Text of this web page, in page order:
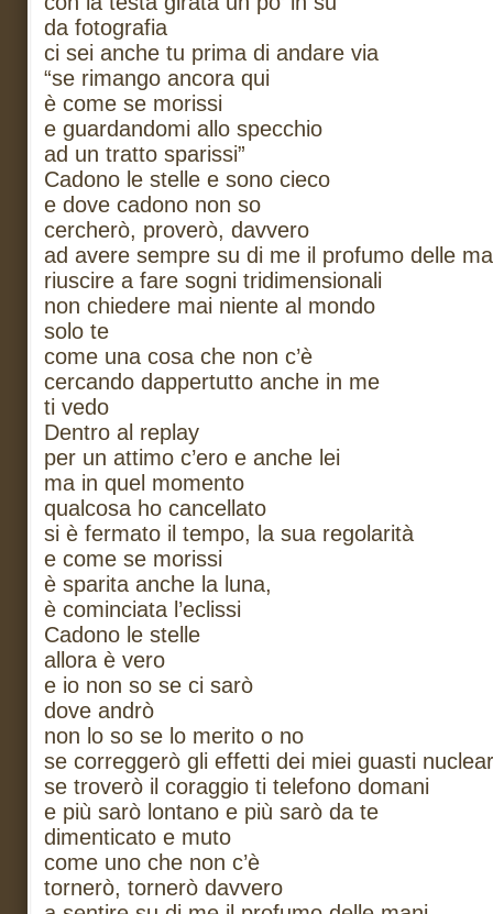
da fotografia
ci sei anche tu prima di andare via
“se rimango ancora qui
è come se morissi
e guardandomi allo specchio
ad un tratto sparissi”
Cadono le stelle e sono cieco
e dove cadono non so
cercherò, proverò, davvero
ad avere sempre su di me il profumo delle
riuscire a fare sogni tridimensionali
non chiedere mai niente al mondo
solo te
come una cosa che non c’è
cercando dappertutto anche in me
ti vedo
Dentro al replay
per un attimo c’ero e anche lei
ma in quel momento
qualcosa ho cancellato
si è fermato il tempo, la sua regolarità
e come se morissi
è sparita anche la luna,
è cominciata l’eclissi
Cadono le stelle
allora è vero
e io non so se ci sarò
dove andrò
non lo so se lo merito o no
se correggerò gli effetti dei miei guasti
se troverò il coraggio ti telefono domani
e più sarò lontano e più sarò da te
dimenticato e muto
come uno che non c’è
tornerò, tornerò davvero